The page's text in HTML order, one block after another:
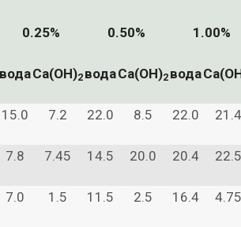
0.25% 0.50% 1.00%
водаCa(OH)2 водаCa(OH)2 вода
15.0 7.2 22.0 8.5 22.0 21.4
7.8 7.45 14.5 20.0 20.4 22.5
7.0 1.5 11.5 2.5 16.4 4.75